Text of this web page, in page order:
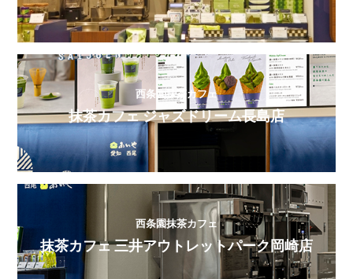
西条園抹茶カフェ
抹茶カフェ ジャズドリーム長島店
西条園抹茶カフェ
抹茶カフェ 三井アウトレットパーク岡崎店